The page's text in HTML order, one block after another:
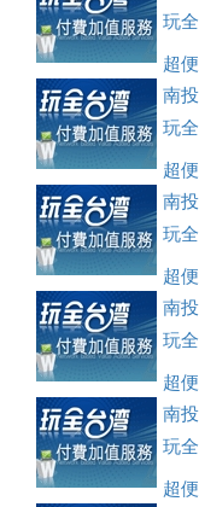
玩
超
刊登、訂房系統、南投
玩
超
刊登、訂房系統、南投
玩
超
刊登、訂房系統、南投
玩
超
刊登、訂房系統、南投
玩
超